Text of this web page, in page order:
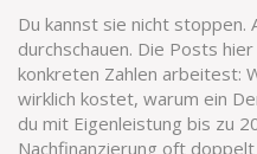
Du kannst sie nicht stoppen.
durchschauen. Die Posts
konkreten Zahlen arbeitest:
wirklich kostet, warum ein
du mit Eigenleistung bis zu
Nachfinanzierung oft